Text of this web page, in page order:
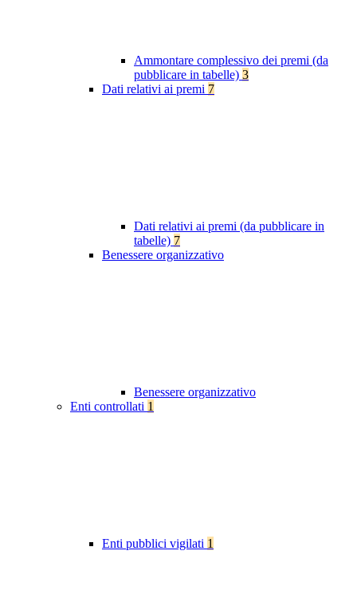
Ammontare complessivo dei premi (da
pubblicare in tabelle) 3
Dati relativi ai premi 7
Dati relativi ai premi (da pubblicare in
tabelle) 7
Benessere organizzativo
Benessere organizzativo
Enti controllati 1
Enti pubblici vigilati 1